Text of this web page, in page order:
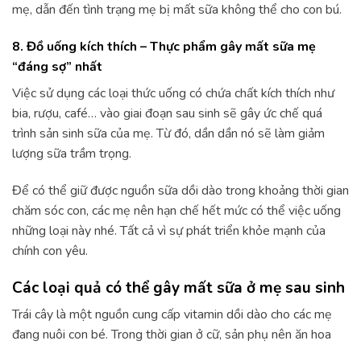
mẹ, dẫn đến tình trạng mẹ bị mất sữa không thể cho con bú.
8. Đồ uống kích thích – Thực phẩm gây mất sữa mẹ
“đáng sợ” nhất
Việc sử dụng các loại thức uống có chứa chất kích thích như
bia, rượu, café… vào giai đoạn sau sinh sẽ gây ức chế quá
trình sản sinh sữa của mẹ. Từ đó, dần dần nó sẽ làm giảm
lượng sữa trầm trọng.
Để có thể giữ được nguồn sữa dồi dào trong khoảng thời gian
chăm sóc con, các mẹ nên hạn chế hết mức có thể việc uống
những loại này nhé. Tất cả vì sự phát triển khỏe mạnh của
chính con yêu.
Các loại quả có thể gây mất sữa ở mẹ sau sinh
Trái cây là một nguồn cung cấp vitamin dồi dào cho các mẹ
đang nuôi con bé. Trong thời gian ở cữ, sản phụ nên ăn hoa